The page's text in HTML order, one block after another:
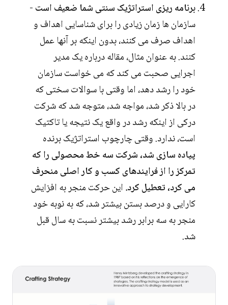
برنامه ریزی استراتژیک سنتی شما ضعیف است-
سازمان ها زمان زیادی را برای شناسایی اهداف و
اهداف صرف می کنند، بدون اینکه بر آنها عمل
کنند. به عنوان مثال، مقاله درباره یک مدیر
اجرایی صحبت می کند که می خواست سازمان
خود را رشد دهد، اما وقتی با سوالات سختی که
در بالا ذکر شد، مواجه شد، متوجه شد که شرکت
درکی از اینکه رشد در واقع یک نتیجه یا تاکتیک
است، ندارد. وقتی چارچوب استراتژیک برنده
پیاده سازی شد، شرکت سه خط محصولی را که
تمرکز را از فرایندهای کسب و کار اصلی منحرف
می کرد، تعطیل کرد.این حرکت منجر به افزایش
کارایی و درصد بستن بیشتر شد، که به نوبه خود
منجر به سه برابر رشد بیشتر نسبت به سال قبل
شد.